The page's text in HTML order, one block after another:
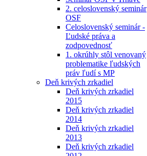
2. celoslovenský seminár
OSF
Celoslovenský seminár -
Ľudské práva a
zodpovednosť
1. okrúhly stôl venovaný
problematike ľudských
práv ľudí s MP
Deň krivých zrkadiel
Deň krivých zrkadiel
2015
Deň krivých zrkadiel
2014
Deň krivých zrkadiel
2013
Deň krivých zrkadiel